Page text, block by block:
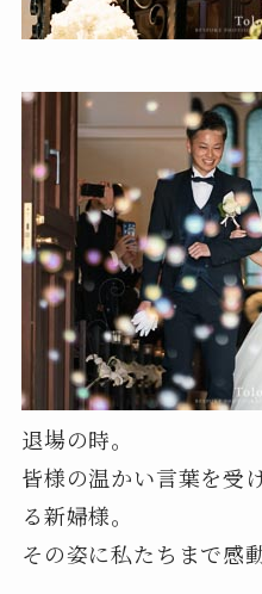
退場の時。
皆様の温かい言葉を受
る新婦様。
その姿に私たちまで感